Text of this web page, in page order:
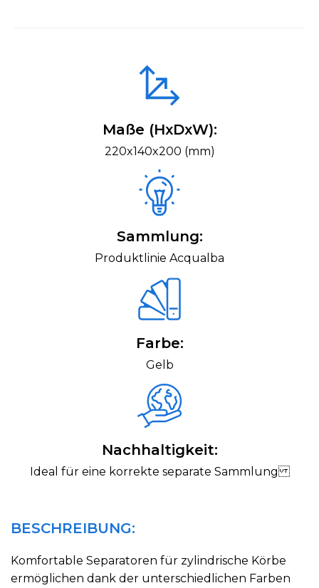
Maße (HxDxW):
220x140x200 (mm)
Sammlung:
Produktlinie Acqualba
Farbe:
Gelb
Nachhaltigkeit:
Ideal für eine korrekte separate Sammlung
BESCHREIBUNG:
Komfortable Separatoren für zylindrische Körbe
ermöglichen dank der unterschiedlichen Farben